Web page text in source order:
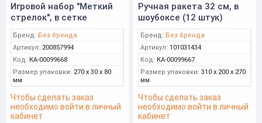
Игровой набор "Меткий
стрелок", в сетке
Бренд: Без бренда
Артикул: 200857994
Код: КА-00099668
Размер упаковки: 270 x 30 x 80
мм
Чтобы сделать заказ
необходимо войти в личный
кабинет
Ручная ракета 32 см, в
шоубоксе (12 штук)
Бренд: Без бренда
Артикул: 101031434
Код: КА-00099667
Размер упаковки: 310 x 200 x 270
мм
Чтобы сделать заказ
необходимо войти в личный
кабинет